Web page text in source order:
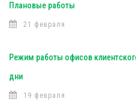
Плановые работы
21 февраля
Режим работы офисов
дни
19 февраля